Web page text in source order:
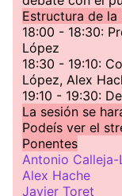
Estructura de la
18:00 - 18:30:
López
18:30 - 19:10:
López, Alex
19:10 - 19:30:
La sesión se
Podeís ver el
Ponentes
Antonio Calleja-
Alex Hache
Javier Toret